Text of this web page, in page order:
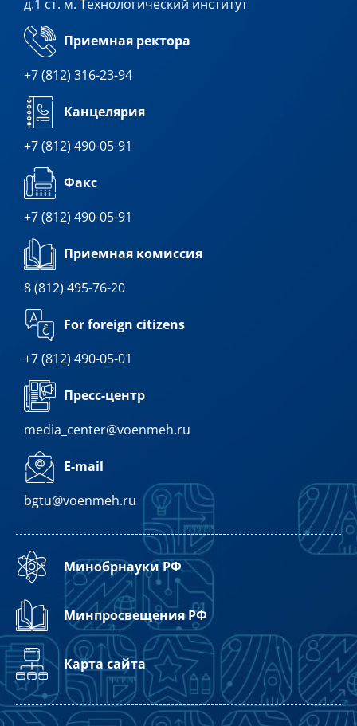
д.1 ст. м. Технологический институт
Приемная ректора
+7 (812) 316-23-94
Канцелярия
+7 (812) 490-05-91
Факс
+7 (812) 490-05-91
Приемная комиссия
8 (812) 495-76-20
For foreign citizens
+7 (812) 490-05-01
Пресс-центр
media_center@voenmeh.ru
E-mail
bgtu@voenmeh.ru
Минобрнауки РФ
Минпросвещения РФ
Карта сайта